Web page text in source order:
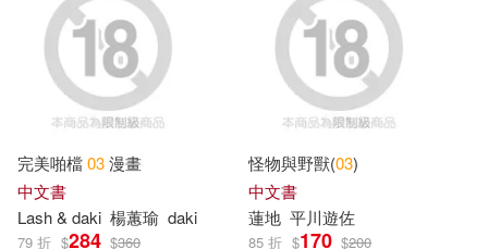
千川(9)
夕夕美術(9)
安達充(9) 月夜淚(9)
少年兒童出版社(14)
最高人民法院出版社(14)
無非文化(14)
臺灣師大出版社(14)
完美啪檔03漫畫
中文書
Lash & daki 楊蕙瑜 daki
79 折 $284 $360
怪物與野獸(03)
中文書
蓮地 平川遊佐
85 折 $170 $200